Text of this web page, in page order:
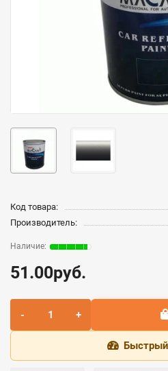
Код товара:
Производитель:
51.00руб.